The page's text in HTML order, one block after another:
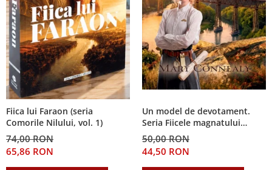
Fiica lui Faraon (seria
Comorile Nilului, vol. 1)
74,00 RON
65,86 RON
Un model de devotament.
Seria Fiicele magnatului
forestier 3
50,00 RON
44,50 RON